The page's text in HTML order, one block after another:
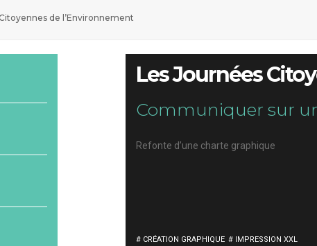
de l’Environnement
Les Journées
Communiquer sur
Refonte d’une charte graphique
# CRÉATION GRAPHIQUE # IMPRESSION XXL